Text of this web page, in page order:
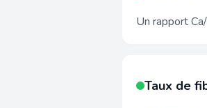
Un rapport
Taux de